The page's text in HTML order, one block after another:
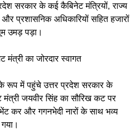
सरकार के कई कैबिनेट मंत्रियों, राज्य
और प्रशासनिक अधिकारियों सहित हजारों
उमड़ पड़ा।
का जोरदार स्वागत
रूप में पहुंचे उत्तर प्रदेश सरकार के
जयवीर सिंह का सौरिख कट पर
भेंट कर और गगनभेदी नारों के साथ भव्य